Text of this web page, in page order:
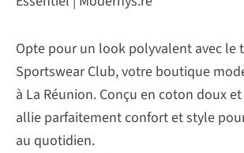
Opte pour un look polyvalent avec le
Sportswear Club, votre boutique
à La Réunion. Conçu en coton doux
allie parfaitement confort et style
au quotidien.